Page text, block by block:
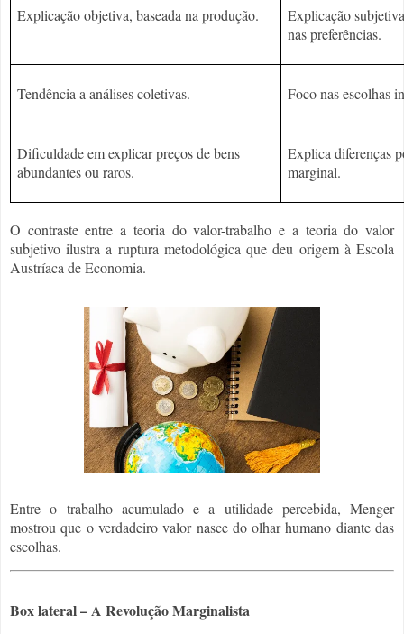
Explicação objetiva, baseada na produção.
Explicação
nas preferências.
Tendência a análises coletivas. Foco nas escolhas
Dificuldade em explicar preços de bens
abundantes ou raros.
Explica diferenças
marginal.
O contraste entre a teoria do valor-trabalho e a teoria do valor
subjetivo ilustra a ruptura metodológica que deu origem à Escola
Austríaca de Economia.
Entre o trabalho acumulado e a utilidade percebida, Menger
mostrou que o verdadeiro valor nasce do olhar humano diante das
escolhas.
Box lateral – A Revolução Marginalista